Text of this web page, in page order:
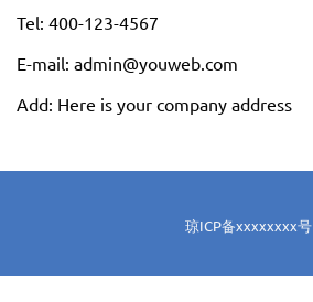
Tel: 400-123-4567
E-mail: admin@youweb.com
Add: Here is your company address
琼ICP备xxxxxxxx号